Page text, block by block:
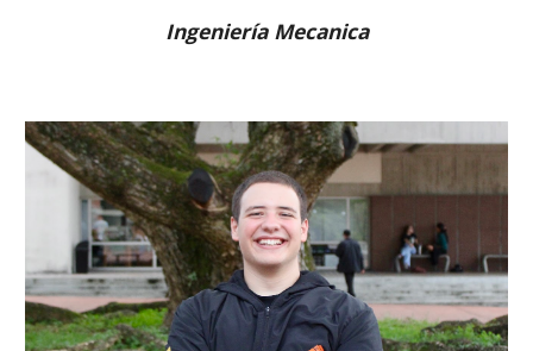
Ingeniería Mecanica